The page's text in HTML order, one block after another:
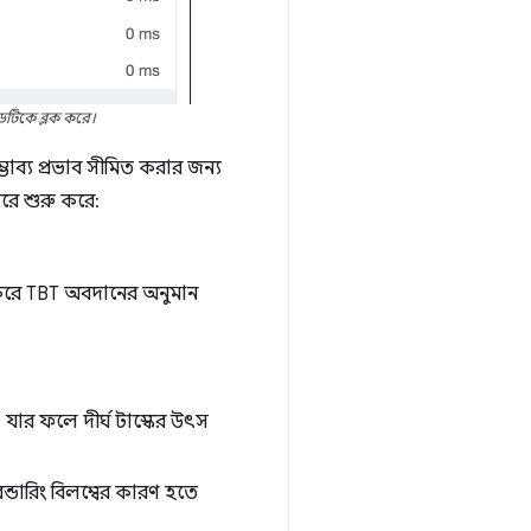
ব্লক করে।
প্রভাব সীমিত করার জন্য
শুরু করে:
TBT অবদানের অনুমান
ফলে দীর্ঘ টাস্কের উৎস
বিলম্বের কারণ হতে